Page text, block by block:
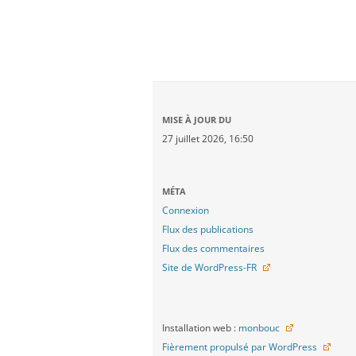
MISE À JOUR DU
27 juillet 2026, 16:50
MÉTA
Connexion
Flux des publications
Flux des commentaires
Site de WordPress-FR
Installation web : monbouc
Fièrement propulsé par WordPress